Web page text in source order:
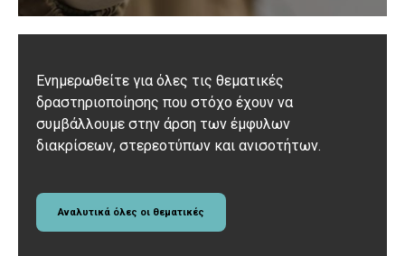
Ενημερωθείτε για όλες τις θεματικές
δραστηριοποίησης που στόχο έχουν να
συμβάλλουμε στην άρση των έμφυλων
διακρίσεων, στερεοτύπων και ανισοτήτων.
Αναλυτικά όλες οι θεματικές